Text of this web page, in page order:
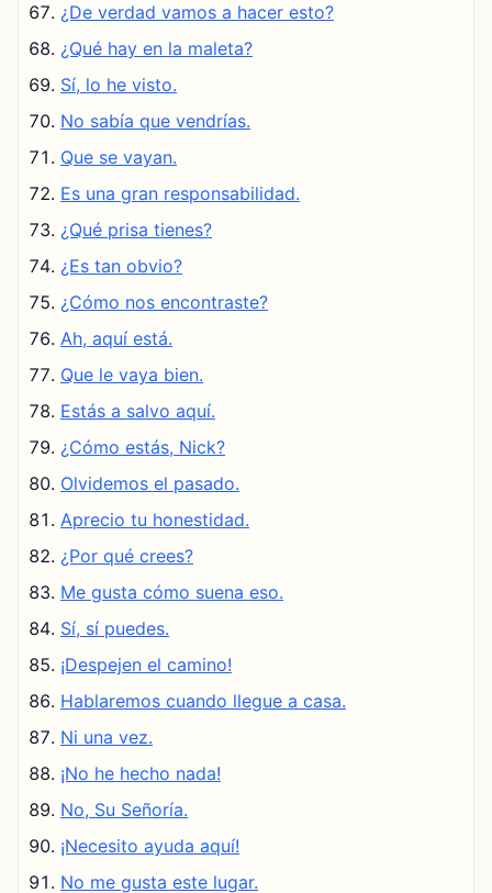
¿De verdad vamos a hacer esto?
¿Qué hay en la maleta?
Sí, lo he visto.
No sabía que vendrías.
Que se vayan.
Es una gran responsabilidad.
¿Qué prisa tienes?
¿Es tan obvio?
¿Cómo nos encontraste?
Ah, aquí está.
Que le vaya bien.
Estás a salvo aquí.
¿Cómo estás, Nick?
Olvidemos el pasado.
Aprecio tu honestidad.
¿Por qué crees?
Me gusta cómo suena eso.
Sí, sí puedes.
¡Despejen el camino!
Hablaremos cuando llegue a casa.
Ni una vez.
¡No he hecho nada!
No, Su Señoría.
¡Necesito ayuda aquí!
No me gusta este lugar.